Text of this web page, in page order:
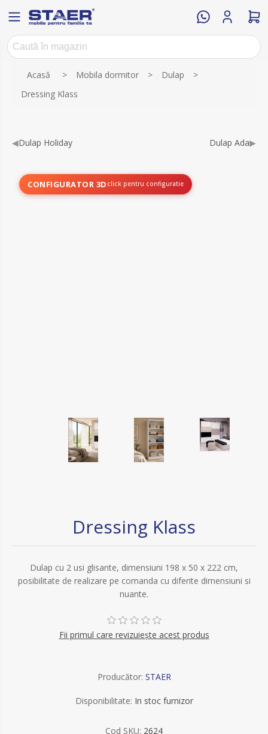
Acasă > Mobila dormitor > Dulap
>
Dressing Klass
◀Dulap Holiday Dulap Ada▶
CONFIGURATOR 3D click pentru configuratie
Dressing Klass
Dulap cu 2 usi glisante, dimensiuni 198 x 50 x 222 cm,
posibilitate de realizare pe comanda cu diferite dimensiuni si
nuante.
Fii primul care revizuiește acest produs
Producător: STAER
Disponibilitate: In stoc furnizor
Cod SKU: 2624
Numele atributului Valoarea atributului